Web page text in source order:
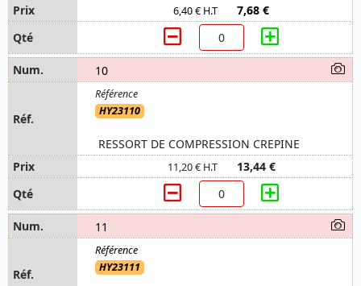
6,40 € H.T 7,68 €
10
HY23110
RESSORT DE COMPRESSION CREPINE
11,20 € H.T 13,44 €
11
HY23111